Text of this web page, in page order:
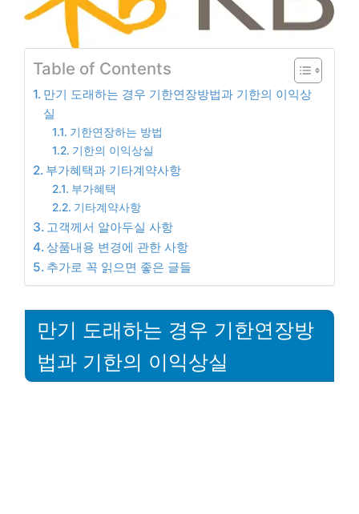
Table of Contents
만기 도래하는 경우 기한연장방법과 기한의 이익상
실
기한연장하는 방법
기한의 이익상실
부가혜택과 기타계약사항
부가혜택
기타계약사항
고객께서 알아두실 사항
상품내용 변경에 관한 사항
추가로 꼭 읽으면 좋은 글들
만기 도래하는 경우 기한연장방
법과 기한의 이익상실